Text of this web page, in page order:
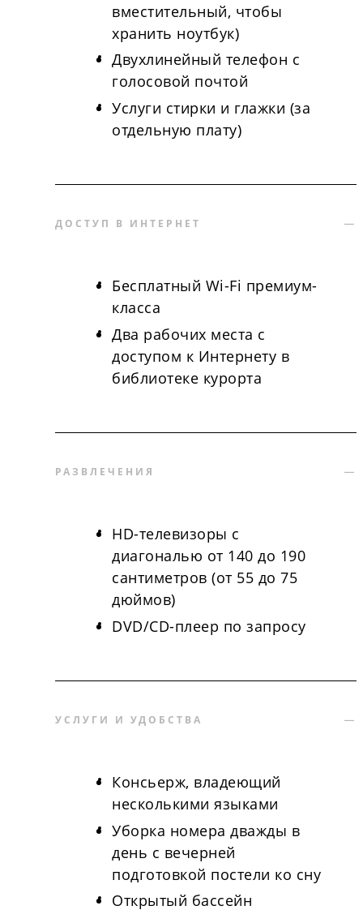
вместительный, чтобы
хранить ноутбук)
Двухлинейный телефон с
голосовой почтой
Услуги стирки и глажки (за
отдельную плату)
ДОСТУП В ИНТЕРНЕТ
Бесплатный Wi-Fi премиум-
класса
Два рабочих места с
доступом к Интернету в
библиотеке курорта
РАЗВЛЕЧЕНИЯ
HD-телевизоры с
диагональю от 140 до 190
сантиметров (от 55 до 75
дюймов)
DVD/CD-плеер по запросу
УСЛУГИ И УДОБСТВА
Консьерж, владеющий
несколькими языками
Уборка номера дважды в
день с вечерней
подготовкой постели ко сну
Открытый бассейн